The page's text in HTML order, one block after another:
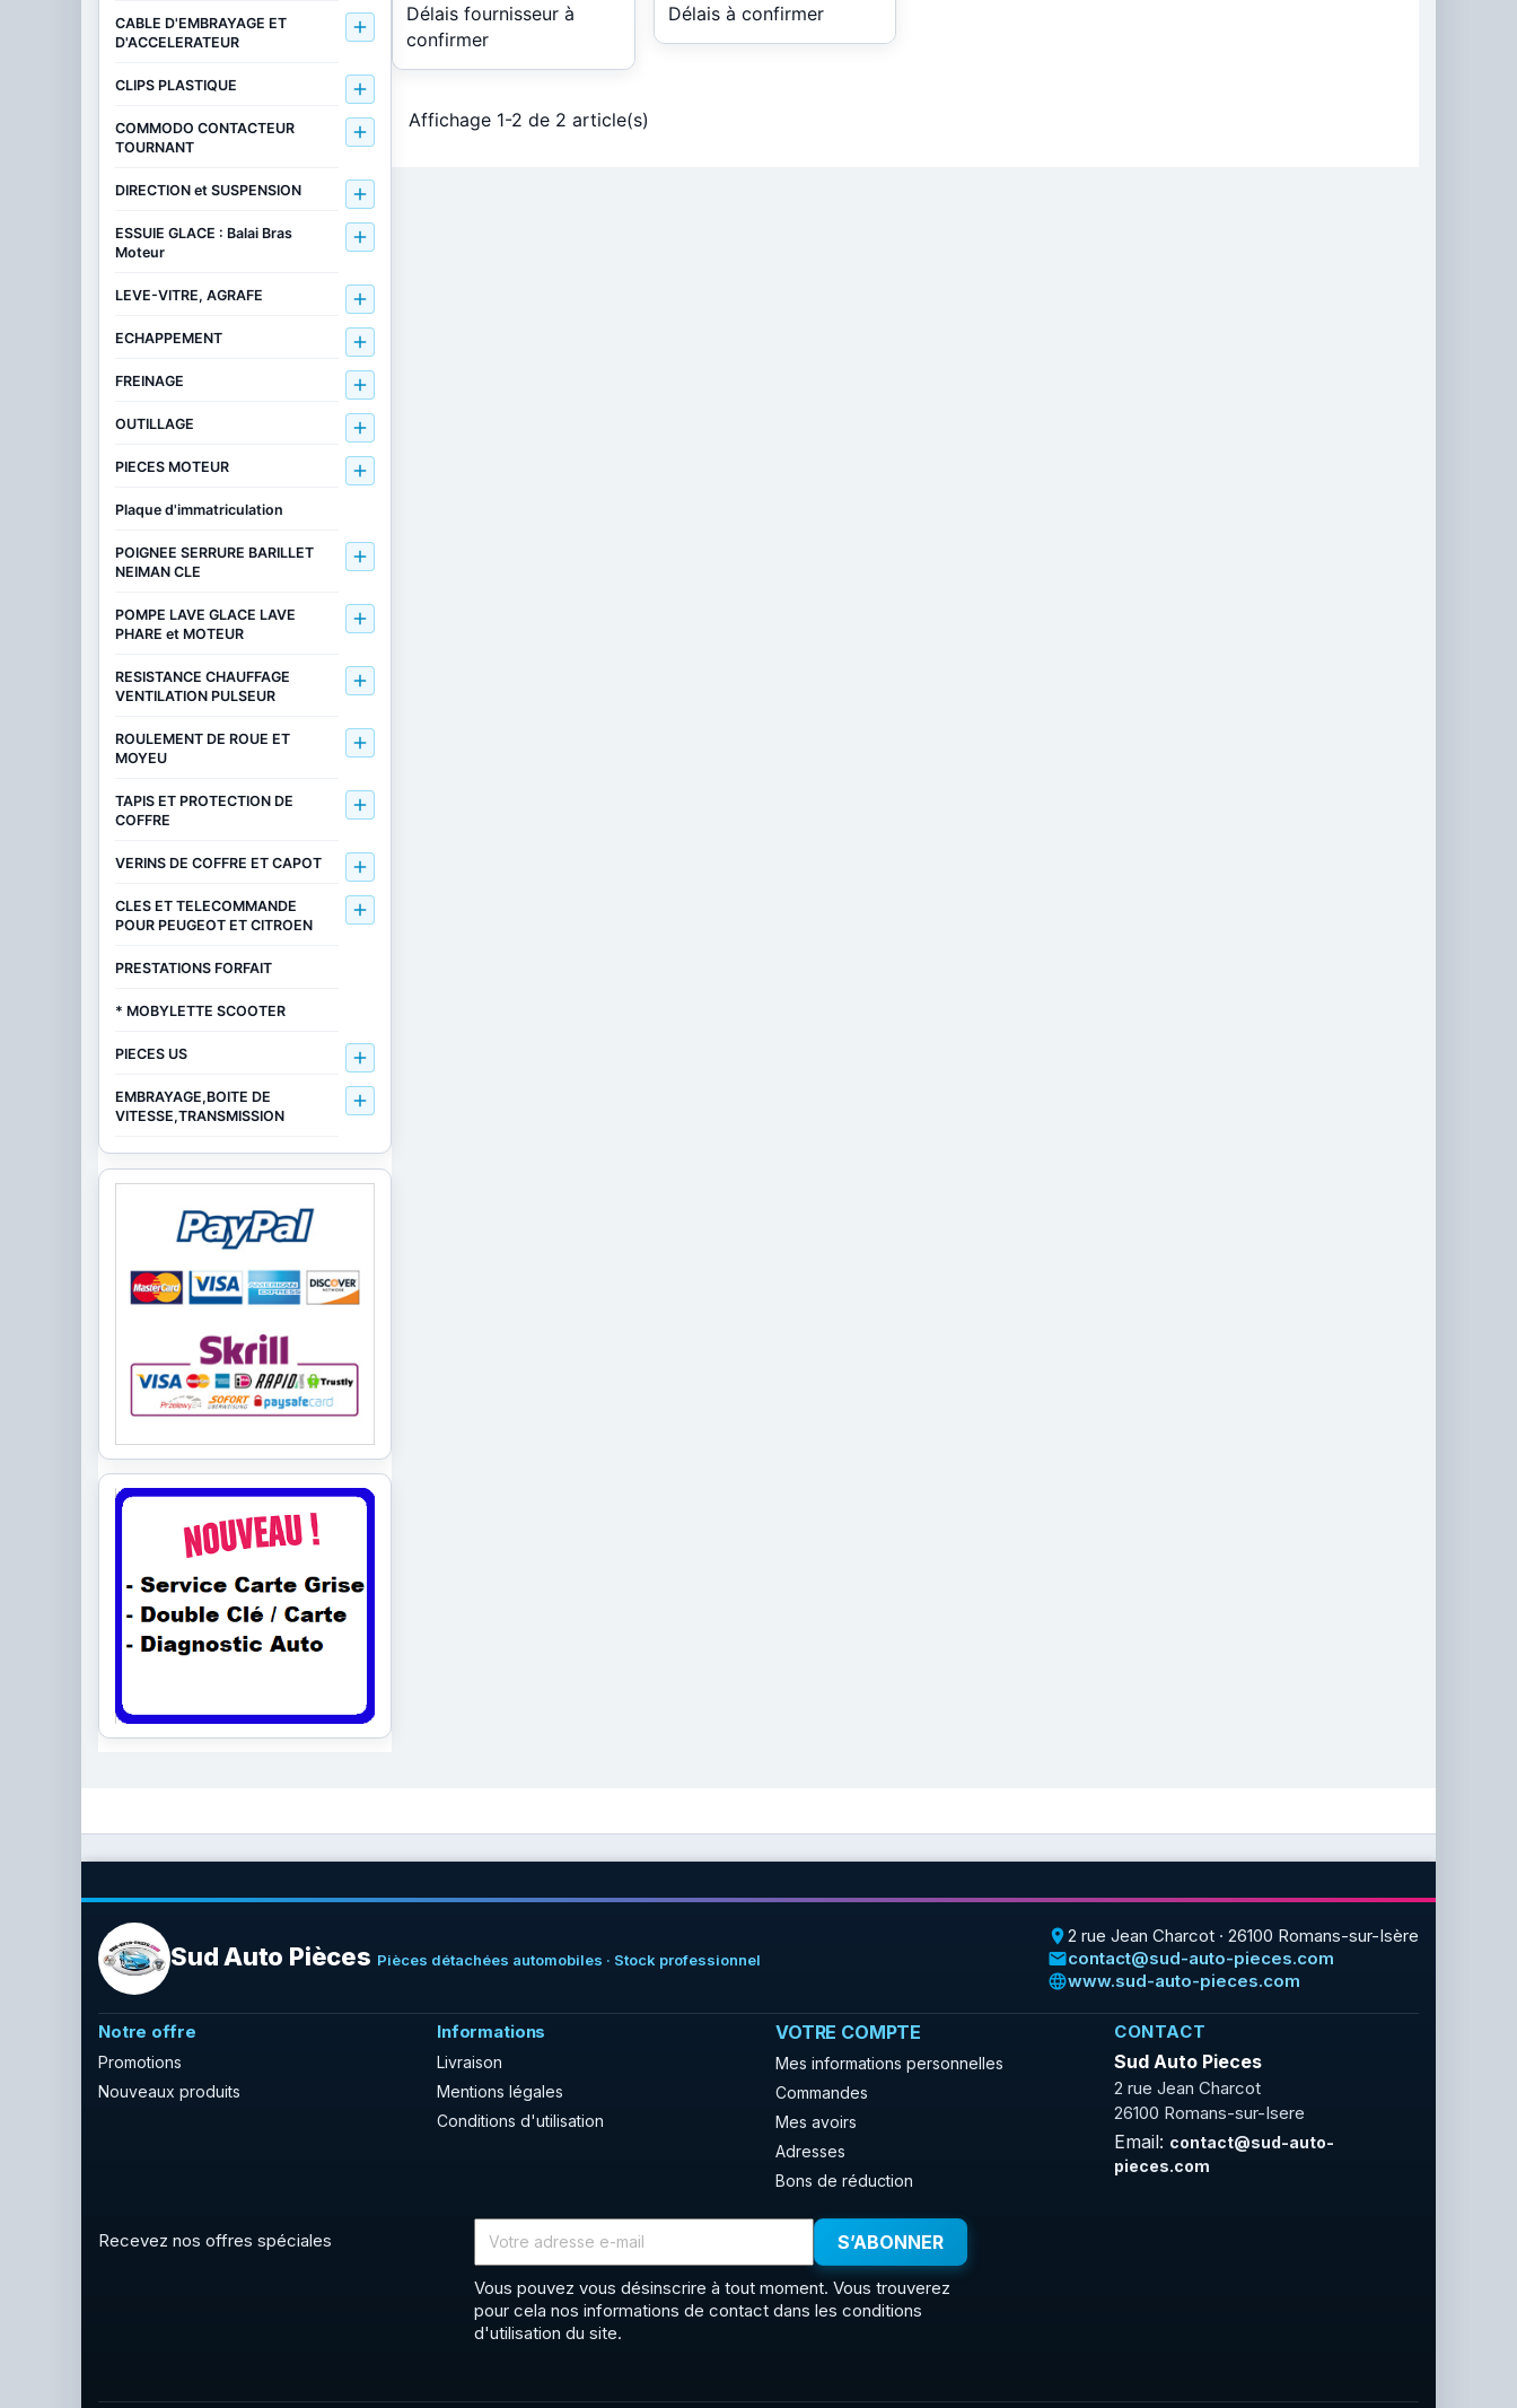
Délais fournisseur à
confirmer
Délais à confirmer
Affichage 1-2 de 2 article(s)
CABLE D'EMBRAYAGE ET
D'ACCELERATEUR

CLIPS PLASTIQUE 
COMMODO CONTACTEUR
TOURNANT

DIRECTION et SUSPENSION 
ESSUIE GLACE : Balai Bras
Moteur

LEVE-VITRE, AGRAFE 
ECHAPPEMENT 
FREINAGE 
OUTILLAGE 
PIECES MOTEUR 
Plaque d'immatriculation
POIGNEE SERRURE BARILLET
NEIMAN CLE

POMPE LAVE GLACE LAVE
PHARE et MOTEUR

RESISTANCE CHAUFFAGE
VENTILATION PULSEUR

ROULEMENT DE ROUE ET
MOYEU

TAPIS ET PROTECTION DE
COFFRE

VERINS DE COFFRE ET CAPOT 
CLES ET TELECOMMANDE
POUR PEUGEOT ET CITROEN

PRESTATIONS FORFAIT
* MOBYLETTE SCOOTER
PIECES US 
EMBRAYAGE,BOITE DE
VITESSE,TRANSMISSION

Sud Auto Pièces Pièces détachées automobiles · Stock professionnel
place2 rue Jean Charcot · 26100 Romans-sur-Isère
emailcontact@sud-auto-pieces.com
languagewww.sud-auto-pieces.com
Notre offre
Promotions
Nouveaux produits
Informations
Livraison
Mentions légales
Conditions d'utilisation
VOTRE COMPTE
Mes informations personnelles
Commandes
Mes avoirs
Adresses
Bons de réduction
CONTACT
Sud Auto Pieces
2 rue Jean Charcot
26100 Romans-sur-Isere
Email: contact@sud-auto-
pieces.com
Recevez nos offres spéciales
Vous pouvez vous désinscrire à tout moment. Vous trouverez
pour cela nos informations de contact dans les conditions
d'utilisation du site.